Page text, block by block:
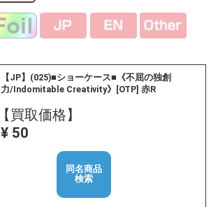
【JP】(025)■ショーケース■《不屈の独創
力/Indomitable Creativity》[OTP] 赤R
【買取価格】
¥ 50
同名商品
検索